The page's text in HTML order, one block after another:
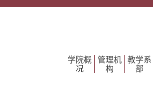
学院概
况
管理机
构
教学系
部